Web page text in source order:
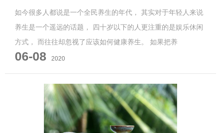
如今很多人都说是一个全民养生的年代， 其实对于年轻人来说
养生是一个遥远的话题， 四十岁以下的人更注重的是娱乐休闲
方式， 而往往却忽视了应该如何健康养生。 如果把养
06-08 2020